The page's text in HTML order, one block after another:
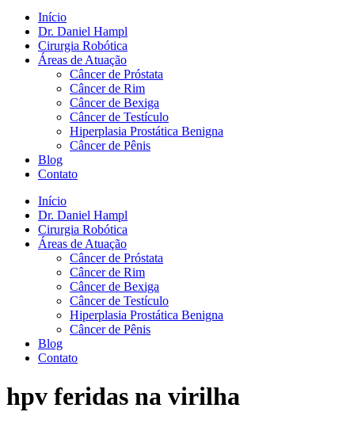
Início
Dr. Daniel Hampl
Cirurgia Robótica
Áreas de Atuação
Câncer de Próstata
Câncer de Rim
Câncer de Bexiga
Câncer de Testículo
Hiperplasia Prostática Benigna
Câncer de Pênis
Blog
Contato
Início
Dr. Daniel Hampl
Cirurgia Robótica
Áreas de Atuação
Câncer de Próstata
Câncer de Rim
Câncer de Bexiga
Câncer de Testículo
Hiperplasia Prostática Benigna
Câncer de Pênis
Blog
Contato
hpv feridas na virilha